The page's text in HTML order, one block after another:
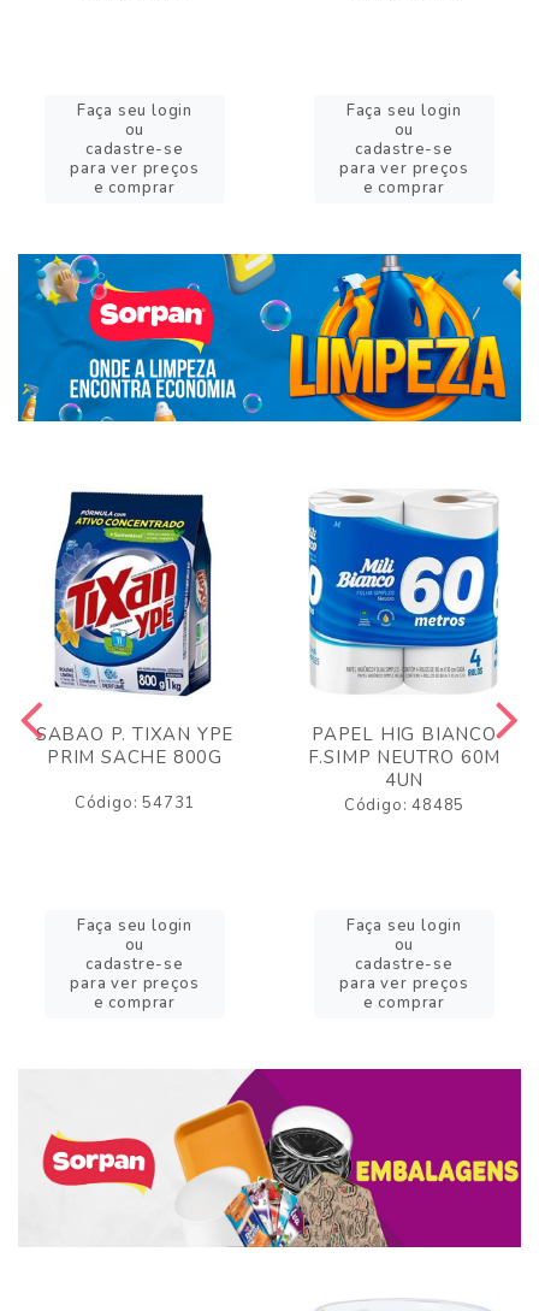
Faça seu login
ou
cadastre-se
para ver preços
e comprar
Faça seu login
ou
cadastre-se
para ver preços
e comprar
SABAO P. TIXAN YPE
PRIM SACHE 800G
Código: 54731
Faça seu login
ou
cadastre-se
para ver preços
e comprar
PAPEL HIG BIANCO
F.SIMP NEUTRO 60M
4UN
Código: 48485
Faça seu login
ou
cadastre-se
para ver preços
e comprar